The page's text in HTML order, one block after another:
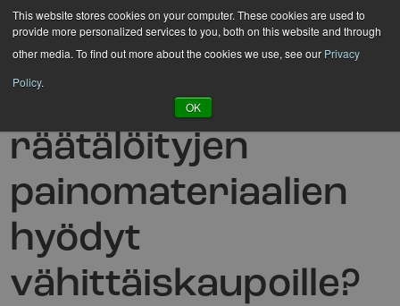
This website stores cookies on your computer. These cookies are used to
provide more personalized services to you, both on this website and through
other media. To find out more about the cookies we use, see our Privacy
Policy.
OK
Hyppää
sisältöön
Mitkä ovat
räätälöityjen
painomateriaalien
hyödyt
vähittäiskaupoille?